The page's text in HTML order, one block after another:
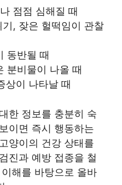
점점 심해질 때
, 잦은 헐떡임이 관찰
동반될 때
분비물이 나올 때
상이 나타날 때
한 정보를 충분히 숙
이면 즉시 행동하는
양이의 건강 상태를
진과 예방 접종을 철
해를 바탕으로 올바